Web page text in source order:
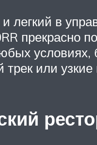
легкий в
прекрасно
условиях,
трек или узкие